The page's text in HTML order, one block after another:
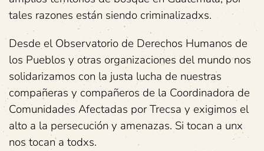
tales razones están siendo criminalizadxs.
Desde el Observatorio de Derechos Humanos de
los Pueblos y otras organizaciones del mundo nos
solidarizamos con la justa lucha de nuestras
compañeras y compañeros de la Coordinadora de
Comunidades Afectadas por Trecsa y exigimos el
alto a la persecución y amenazas. Si tocan a unx
nos tocan a todxs.